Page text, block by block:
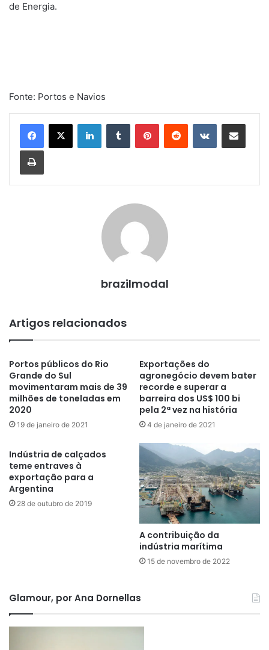
de Energia.
Fonte: Portos e Navios
LinkedinTumblr PinterestReddit VK Compartilhar via e-mail
Imprimir
brazilmodal
Artigos relacionados
Portos públicos do Rio
Grande do Sul
movimentaram mais de 39
milhões de toneladas em
2020
19 de janeiro de 2021
Exportações do
agronegócio devem bater
recorde e superar a
barreira dos US$ 100 bi
pela 2ª vez na história
4 de janeiro de 2021
Indústria de calçados
teme entraves à
exportação para a
Argentina
28 de outubro de 2019
A contribuição da
indústria marítima
15 de novembro de 2022
Glamour, por Ana Dornellas